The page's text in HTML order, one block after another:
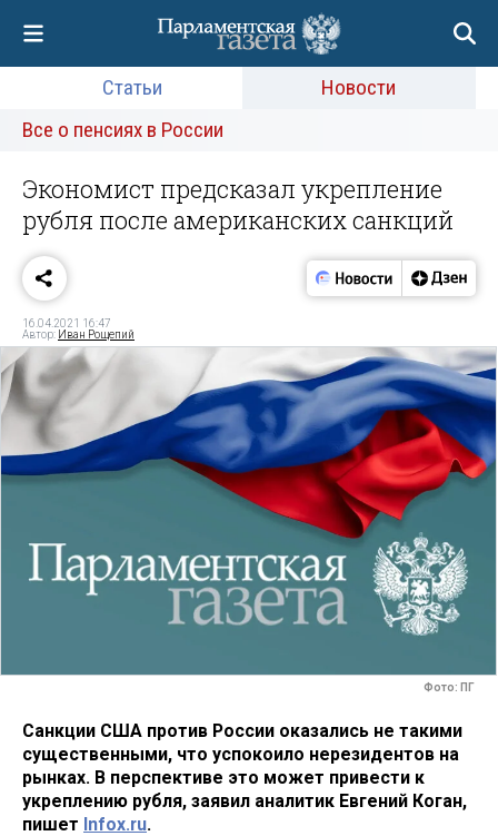
Статьи
Новости
Все о пенсиях в России
Экономист предсказал укрепление
рубля после американских санкций
16.04.2021 16:47
Автор: Иван Рощепий
Фото: ПГ
Санкции США против России оказались не такими
существенными, что успокоило нерезидентов на
рынках. В перспективе это может привести к
укреплению рубля, заявил аналитик Евгений Коган,
пишет Infox.ru.